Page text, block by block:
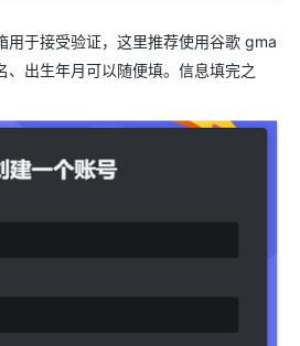
用于接受验证，这里推荐使用谷歌 gma
、出生年月可以随便填。信息填完之